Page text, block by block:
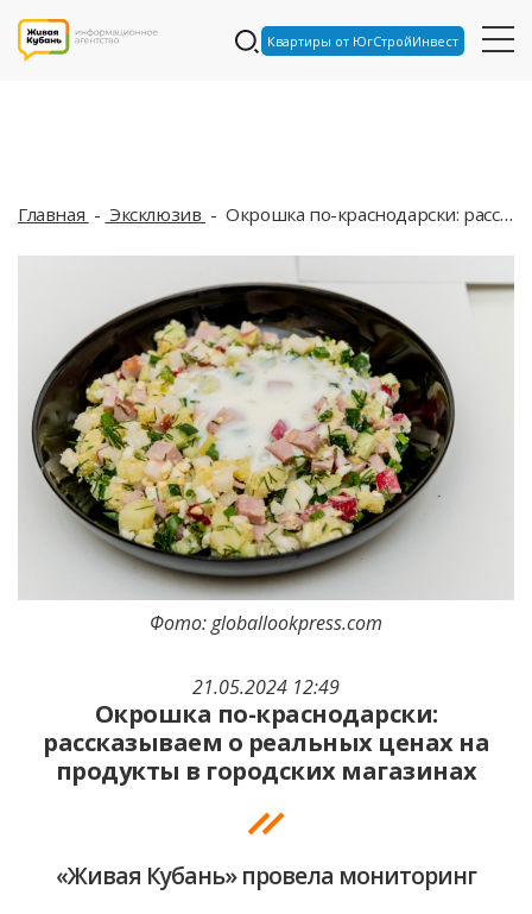
Квартиры от ЮгСтройИнвест
Главная Эксклюзив Окрошка по-краснодарски: рассказываем о реальных ценах на продукты в городских магазинах
21.05.2024 12:49
Окрошка по-краснодарски:
рассказываем о реальных ценах на
продукты в городских магазинах
«Живая Кубань» провела мониторинг
Фото: globallookpress.com